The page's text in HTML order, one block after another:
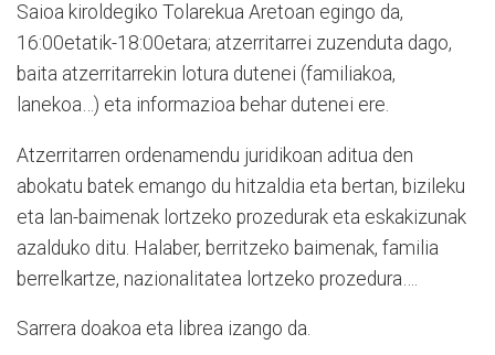
Saioa kiroldegiko Tolarekua Aretoan egingo da,
16:00etatik-18:00etara; atzerritarrei zuzenduta dago,
baita atzerritarrekin lotura dutenei (familiakoa,
lanekoa…) eta informazioa behar dutenei ere.
Atzerritarren ordenamendu juridikoan aditua den
abokatu batek emango du hitzaldia eta bertan, bizileku
eta lan-baimenak lortzeko prozedurak eta eskakizunak
azalduko ditu. Halaber, berritzeko baimenak, familia
berrelkartze, nazionalitatea lortzeko prozedura….
Sarrera doakoa eta librea izango da.